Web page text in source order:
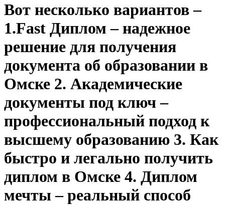
Вот несколько вариантов –
1.Fast Диплом – надежное
решение для получения
документа об образовании в
Омске 2. Академические
документы под ключ –
профессиональный подход к
высшему образованию 3. Как
быстро и легально получить
диплом в Омске 4. Диплом
мечты – реальный способ